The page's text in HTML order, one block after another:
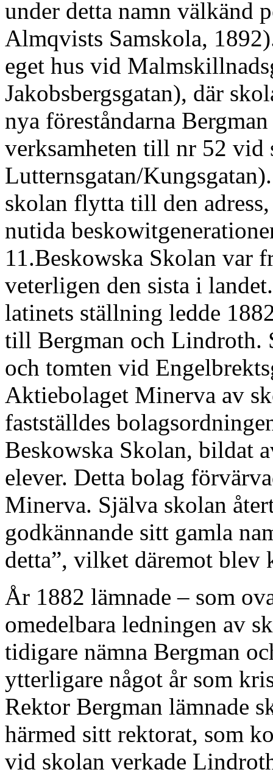
under detta namn välkänd
Almqvists Samskola,
eget hus vid
Jakobsbergsgatan), där
nya föreståndarna
verksamheten till nr 52 vid
Lutternsgatan/
skolan flytta till den
nutida
11.Beskowska Skolan var
veterligen den sista i
latinets ställning ledde
till Bergman och Lindroth.
och tomten vid
Aktiebolaget Minerva av
fastställdes
Beskowska Skolan, bildat
elever. Detta bolag
Minerva. Själva skolan
god­kännande sitt gamla
detta”, vilket däremot
År 1882 lämnade – som
omedelbara ledningen av
tidigare nämna Bergman
ytterligare något år som
Rektor Bergman lämnade
härmed sitt rektorat, som
vid skolan verkade